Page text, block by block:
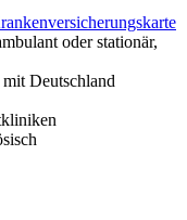
oder stationär,
Deutschland